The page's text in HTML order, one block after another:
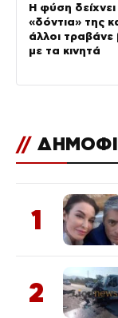
Η φύση δείχνει
«δόντια» της
άλλοι τραβάνε
με τα κινητά
//
1
2